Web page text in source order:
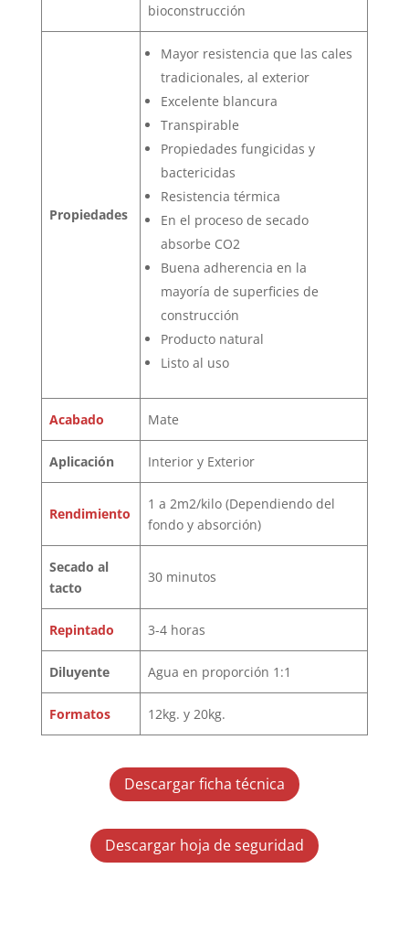
bioconstrucción
Propiedades
Mayor resistencia que las cales
tradicionales, al exterior
Excelente blancura
Transpirable
Propiedades fungicidas y
bactericidas
Resistencia térmica
En el proceso de secado
absorbe CO2
Buena adherencia en la
mayoría de superficies de
construcción
Producto natural
Listo al uso
Acabado Mate
Aplicación Interior y Exterior
Rendimiento
1 a 2m2/kilo (Dependiendo del
fondo y absorción)
Secado al
tacto
30 minutos
Repintado 3-4 horas
Diluyente Agua en proporción 1:1
Formatos 12kg. y 20kg.
Descargar ficha técnica
Descargar hoja de seguridad